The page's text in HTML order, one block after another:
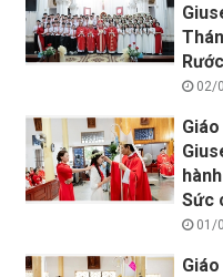
02/
Sức
01/